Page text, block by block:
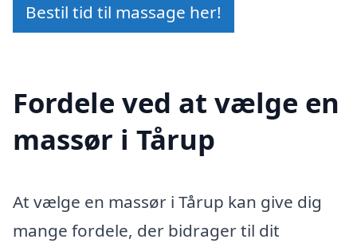
Bestil tid til massage her!
Fordele ved at vælge en
massør i Tårup
At vælge en massør i Tårup kan give dig
mange fordele, der bidrager til dit